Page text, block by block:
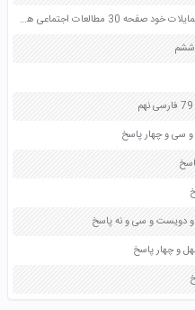
تحقیق درباره چگونگی تقویت اراده و تسلط بر تمایلات خود صفحه 30 مطالعات اجتماعی هشتم